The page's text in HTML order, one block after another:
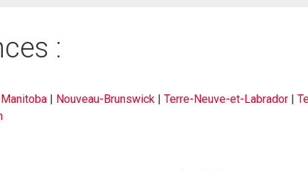
:
Manitoba | Nouveau-Brunswick | Terre-Neuve-et-Labrador |